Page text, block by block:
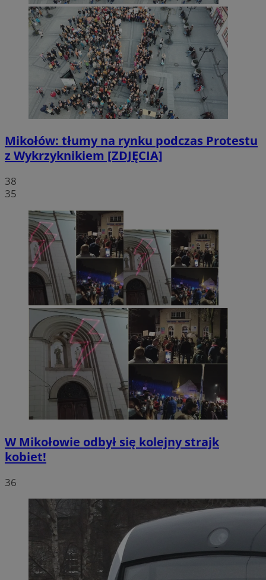
Mikołów: tłumy na rynku podczas Protestu
z Wykrzyknikiem [ZDJĘCIA]
38
35
W Mikołowie odbył się kolejny strajk
kobiet!
36